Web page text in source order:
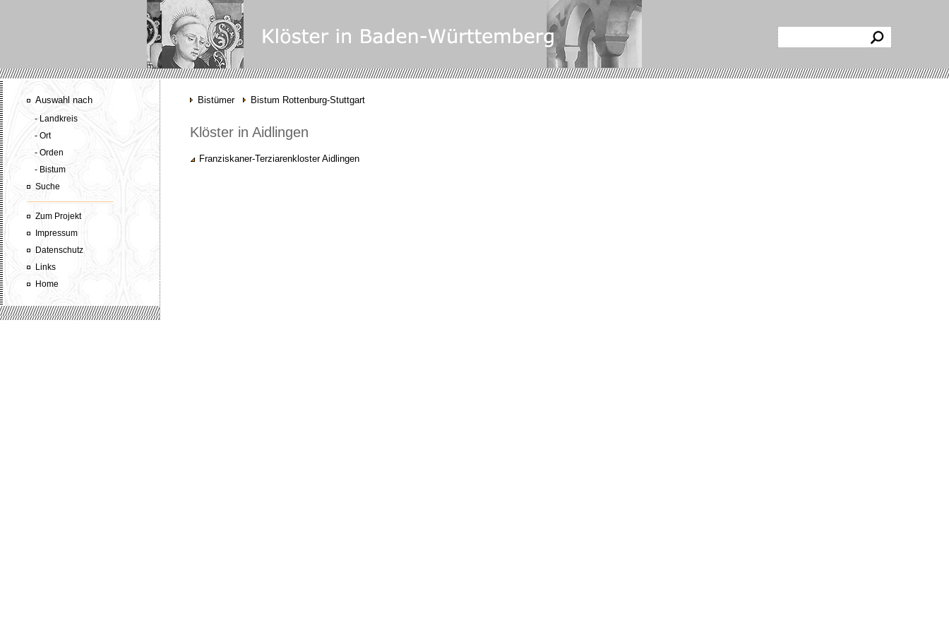
Auswahl nach
- Landkreis
- Ort
- Orden
- Bistum
Suche
Zum Projekt
Impressum
Datenschutz
Links
Home
Bistümer Bistum Rottenburg-Stuttgart
Klöster in Aidlingen
Franziskaner-Terziarenkloster Aidlingen